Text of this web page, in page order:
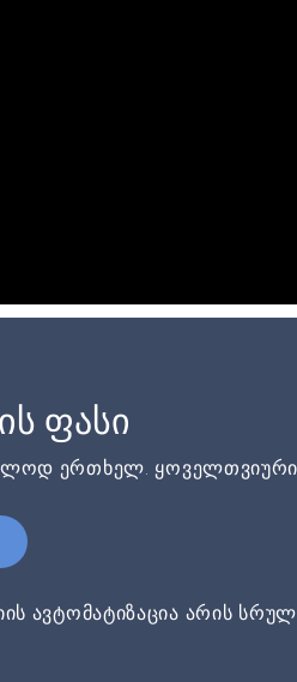
ფასი
ერთხელ. ყოველთვიური
ავტომატიზაცია არის